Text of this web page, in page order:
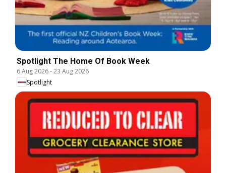
Spotlight The Home Of Book Week
6 Aug 2026-23 Aug 2026
Spotlight